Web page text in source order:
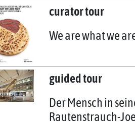
curator tour
We are what we
guided tour
Der Mensch in
Rautenstrauch-